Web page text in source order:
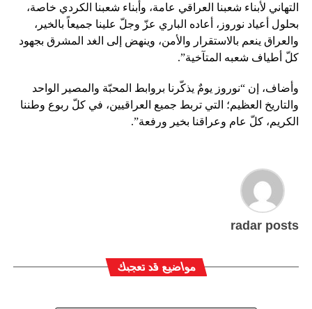
التهاني لأبناء شعبنا العراقي عامة، وأبناء شعبنا الكردي خاصة،
بحلول أعياد نوروز، أعاده الباري عزّ وجلّ علينا جميعاً بالخير،
والعراق ينعم بالاستقرار والأمن، وينهض إلى الغد المشرق بجهود
كلّ أطياف شعبه المتآخية”.
وأضاف، إن “نوروز يومٌ يذكّرنا بروابط المحبّة والمصير الواحد
والتاريخ العظيم؛ التي تربط جميع العراقيين، في كلّ ربوع وطننا
الكريم، كلّ عام وعراقنا بخير ورفعة”.
radar posts
مواضيع قد تعجبك